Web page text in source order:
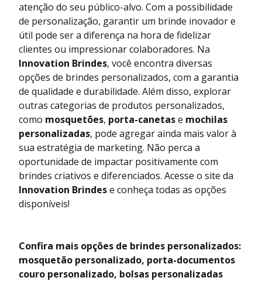
atenção do seu público-alvo. Com a possibilidade
de personalização, garantir um brinde inovador e
útil pode ser a diferença na hora de fidelizar
clientes ou impressionar colaboradores. Na
Innovation Brindes, você encontra diversas
opções de brindes personalizados, com a garantia
de qualidade e durabilidade. Além disso, explorar
outras categorias de produtos personalizados,
como mosquetões, porta-canetase mochilas
personalizadas, pode agregar ainda mais valor à
sua estratégia de marketing. Não perca a
oportunidade de impactar positivamente com
brindes criativos e diferenciados. Acesse o site da
Innovation Brindese conheça todas as opções
disponíveis!
Confira mais opções de brindes personalizados:
mosquetão personalizado, porta-documentos
couro personalizado, bolsas personalizadas